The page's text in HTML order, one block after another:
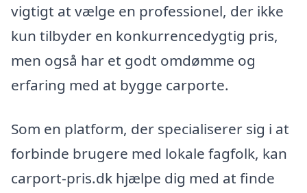
vigtigt at vælge en professionel, der ikke
kun tilbyder en konkurrencedygtig pris,
men også har et godt omdømme og
erfaring med at bygge carporte.
Som en platform, der specialiserer sig i at
forbinde brugere med lokale fagfolk, kan
carport-pris.dk hjælpe dig med at finde